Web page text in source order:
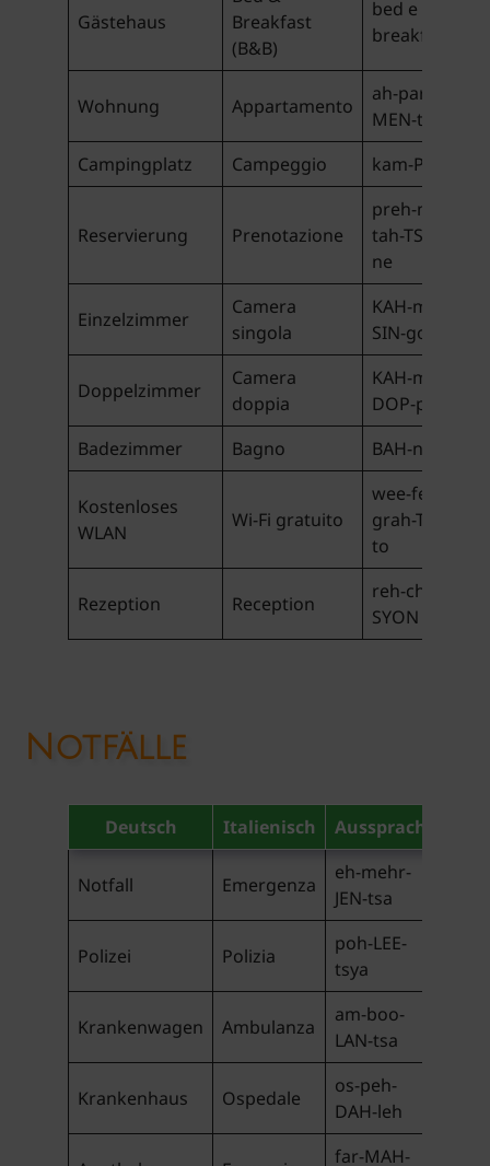
Gästehaus
Breakfast
(B&B)
bed e
breakfast
Wohnung Appartamento
ah-par-tah-
MEN-to
Campingplatz
Campeggio kam-PEJ-jyo
Reservierung Prenotazione
preh-noh-
tah-TSYOH-
ne
Einzelzimmer
Camera
singola
KAH-mera
SIN-go-la
Doppelzimmer
Camera
doppia
KAH-mera
DOP-pya
Badezimmer
Bagno BAH-nyo
Kostenloses
WLAN
Wi-Fi gratuito
wee-fee
grah-TWEE-
to
Rezeption Reception
reh-chep-
SYON
Notfälle
Deutsch Italienisch Aussprache
Notfall Emergenza
eh-mehr-
JEN-tsa
Polizei Polizia
poh-LEE-
tsya
Krankenwagen Ambulanza
am-boo-
LAN-tsa
Krankenhaus Ospedale
os-peh-
DAH-leh
far-MAH-